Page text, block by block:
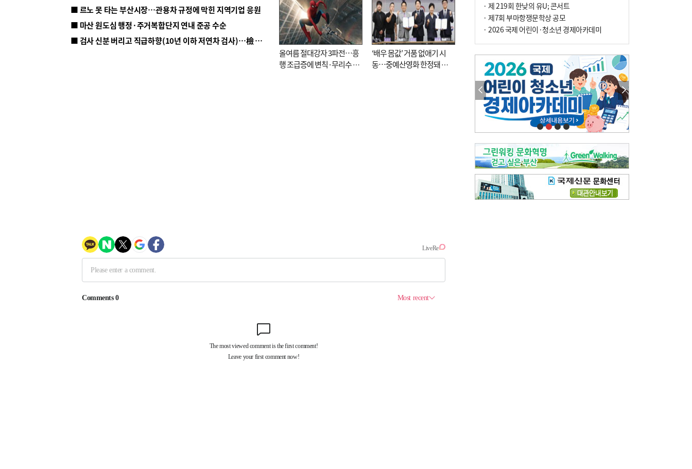
■ 르노 못 타는 부산시장…관용차 규정에 막힌 지역기업 응원
■ 마산 원도심 행정·주거복합단지 연내 준공 수순
■ 검사 신분 버리고 직급하향(10년 이하 저연차 검사)…檢 중수청행 기피
올여름 절대강자 3파전…흥
행 조급증에 변칙·무리수 마
‘배우 몸값’ 거품 없애기 시
동…중예산영화 한정돼 실
여 가구 6시간 단수
· 제 219회 한낮의 유U; 콘서트
· 제7회 부마항쟁문학상 공모
· 2026 국제 어린이·청소년 경제아카데미